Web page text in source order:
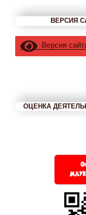
ВЕРСИЯ
Версия
ОЦЕНКА